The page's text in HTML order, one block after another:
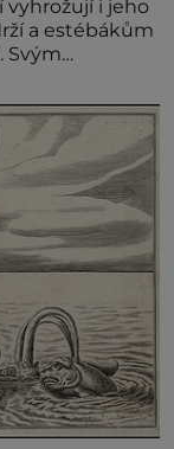
vyhrožují i jeho
a estébákům
Svým
nátlak.
a